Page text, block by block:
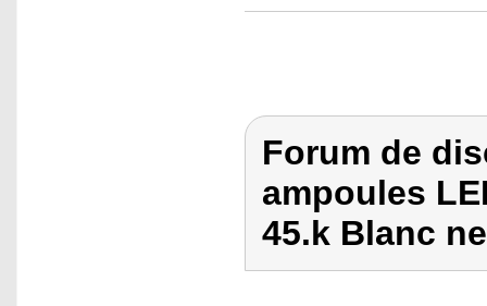
Forum de
ampoules
45.k Blanc